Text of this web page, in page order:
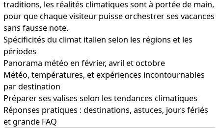
traditions, les réalités climatiques sont à portée de main,
pour que chaque visiteur puisse orchestrer ses vacances
sans fausse note.
Spécificités du climat italien selon les régions et les
périodes
Panorama météo en février, avril et octobre
Météo, températures, et expériences incontournables
par destination
Préparer ses valises selon les tendances climatiques
Réponses pratiques : destinations, astuces, jours fériés
et grande FAQ